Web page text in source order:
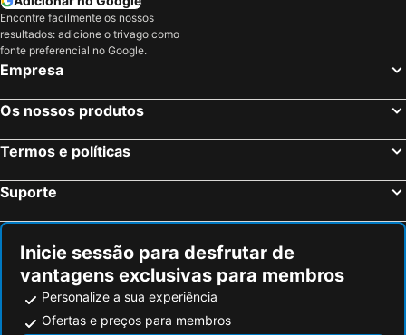
Encontre facilmente os nossos
resultados: adicione o trivago como
fonte preferencial no Google.
Empresa
Os nossos produtos
Termos e políticas
Suporte
Inicie sessão para desfrutar de
vantagens exclusivas para membros
Personalize a sua experiência
Ofertas e preços para membros